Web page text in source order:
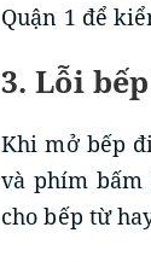
Quận 1 để
3. Lỗi
Khi mở bếp
và phím
cho bếp từ